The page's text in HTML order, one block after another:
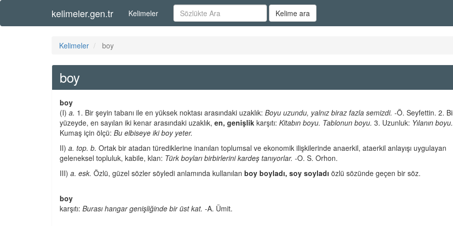
kelimeler.gen.tr Kelimeler Kelime ara
Kelimeler boy
boy
boy
(I) a. 1. Bir şeyin tabanı ile en yüksek noktası arasındaki uzaklık: Boyu uzundu, yalnız biraz fazla semizdi. -Ö. Seyfettin. 2.
yüzeyde, en sayılan iki kenar arasındaki uzaklık, en, genişlik karşıtı: Kitabın boyu. Tablonun boyu. 3. Uzunluk: Yılanın boyu.
Kumaş için ölçü: Bu elbiseye iki boy yeter.
II) a. top. b. Ortak bir atadan türediklerine inanılan toplumsal ve ekonomik ilişkilerinde anaerkil, ataerkil anlayışı uygulayan
geleneksel topluluk, kabile, klan: Türk boyları birbirlerini kardeş tanıyorlar. -O. S. Orhon.
III) a. esk. Özlü, güzel sözler söyledi anlamında kullanılan boy boyladı, soy soyladı özlü sözünde geçen bir söz.
boy
karşıtı: Burası hangar genişliğinde bir üst kat. -A. Ümit.